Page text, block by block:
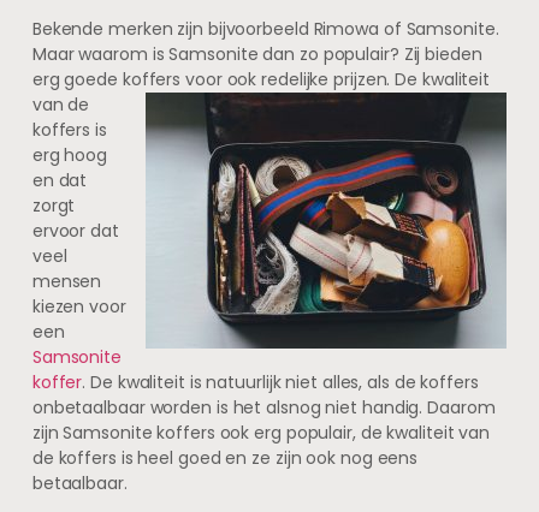
Bekende merken zijn bijvoorbeeld Rimowa of Samsonite.
Maar waarom is Samsonite dan zo populair? Zij bieden
erg goede koffers voor ook redelijke prijzen.De kwaliteit
van de
koffers is
erg hoog
en dat
zorgt
ervoor dat
veel
mensen
kiezen voor
een
Samsonite
koffer. De kwaliteit is natuurlijk niet alles, als de koffers
onbetaalbaar worden is het alsnog niet handig. Daarom
zijn Samsonite koffers ook erg populair, de kwaliteit van
de koffers is heel goed en ze zijn ook nog eens
betaalbaar.